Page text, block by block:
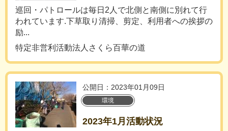
巡回・パトロールは毎日2人で北側と南側に別れて行
われています.下草取り清掃、剪定、利用者への挨拶の
励...
特定非営利活動法人さくら百華の道
公開日：2023年01月09日
環境
2023年1月活動状況